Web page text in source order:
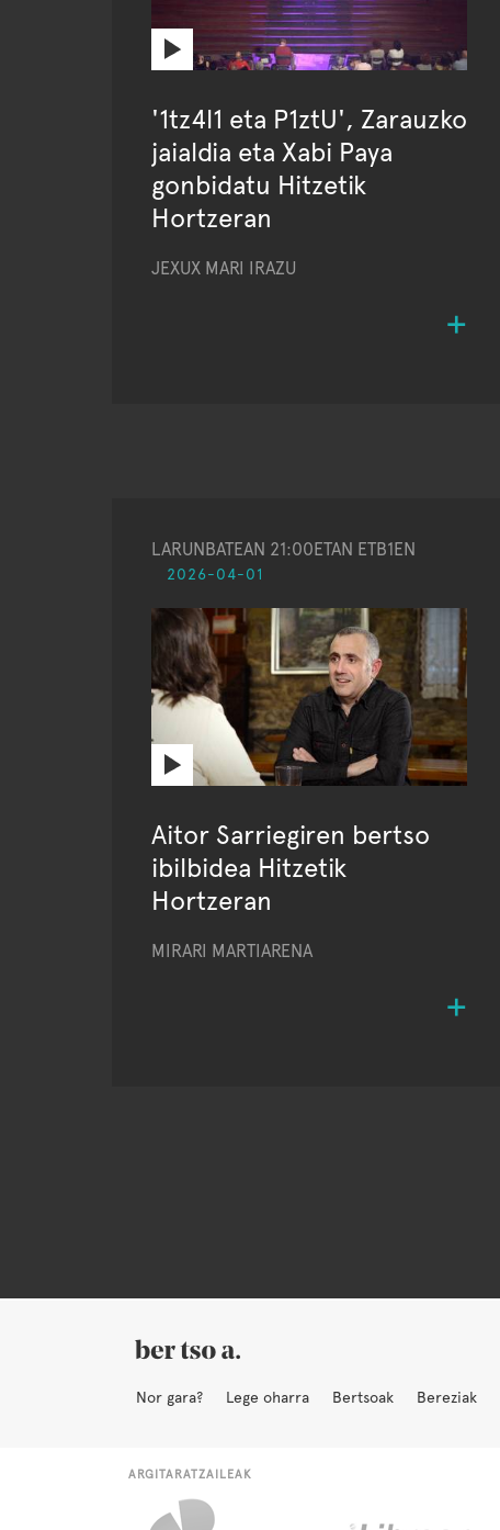
'1tz4l1 eta P1ztU', Zarauzko
jaialdia eta Xabi Paya
gonbidatu Hitzetik
Hortzeran
JEXUX MARI IRAZU
LARUNBATEAN 21:00ETAN ETB1EN
2026-04-01
Aitor Sarriegiren bertso
ibilbidea Hitzetik
Hortzeran
MIRARI MARTIARENA
Nor gara? Lege oharra Bertsoak Bereziak
ARGITARATZAILEAK